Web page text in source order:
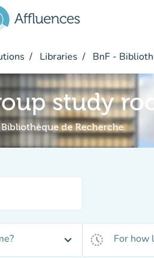
Libraries BnF -
study
Bibliothèque de Recherche
expand_more history_toggle_off For how